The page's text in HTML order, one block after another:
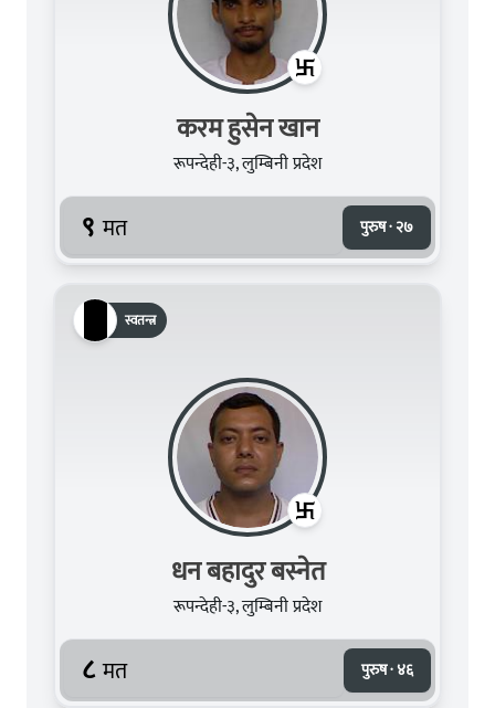
करम हुसेन खान
रूपन्देही-३, लुम्बिनी प्रदेश
९ मत पुरुष · २७
स्वतन्त्र
धन बहादुर बस्नेत
रूपन्देही-३, लुम्बिनी प्रदेश
८ मत पुरुष · ४६